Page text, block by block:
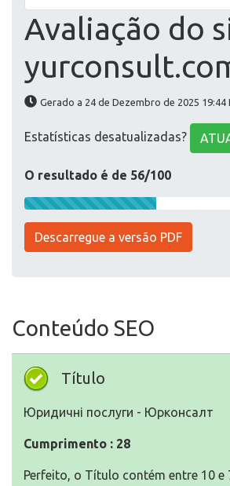
Avaliação do
Gerado a 24 de Dezembro de 2025 19:44
Estatísticas desatualizadas?
O resultado é de 56/100
Descarregue a versão PDF
Conteúdo SEO
Título
Юридичні послуги - Юрконсалт
Cumprimento : 28
Perfeito, o Título contém entre 10 e